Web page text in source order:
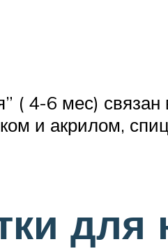
( 4-6 мес)
и акрилом,
для